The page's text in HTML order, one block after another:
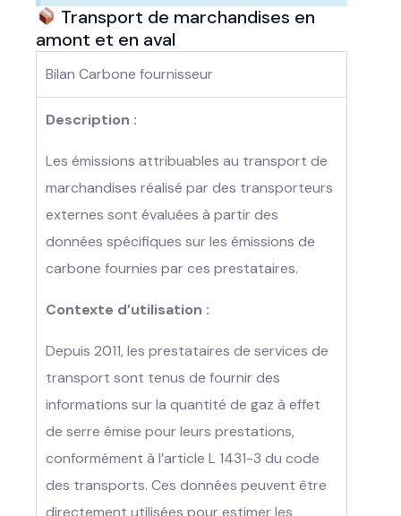
Transport de marchandises en
amont et en aval
Bilan Carbone fournisseur
Description :
Les émissions attribuables au transport de
marchandises réalisé par des transporteurs
externes sont évaluées à partir des
données spécifiques sur les émissions de
carbone fournies par ces prestataires.
Contexte d’utilisation :
Depuis 2011, les prestataires de services de
transport sont tenus de fournir des
informations sur la quantité de gaz à effet
de serre émise pour leurs prestations,
conformément à l’article L 1431-3 du code
des transports. Ces données peuvent être
directement utilisées pour estimer les